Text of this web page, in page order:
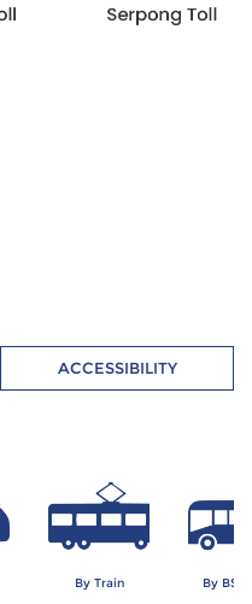
ACCESSIBILITY
By Train By BSD